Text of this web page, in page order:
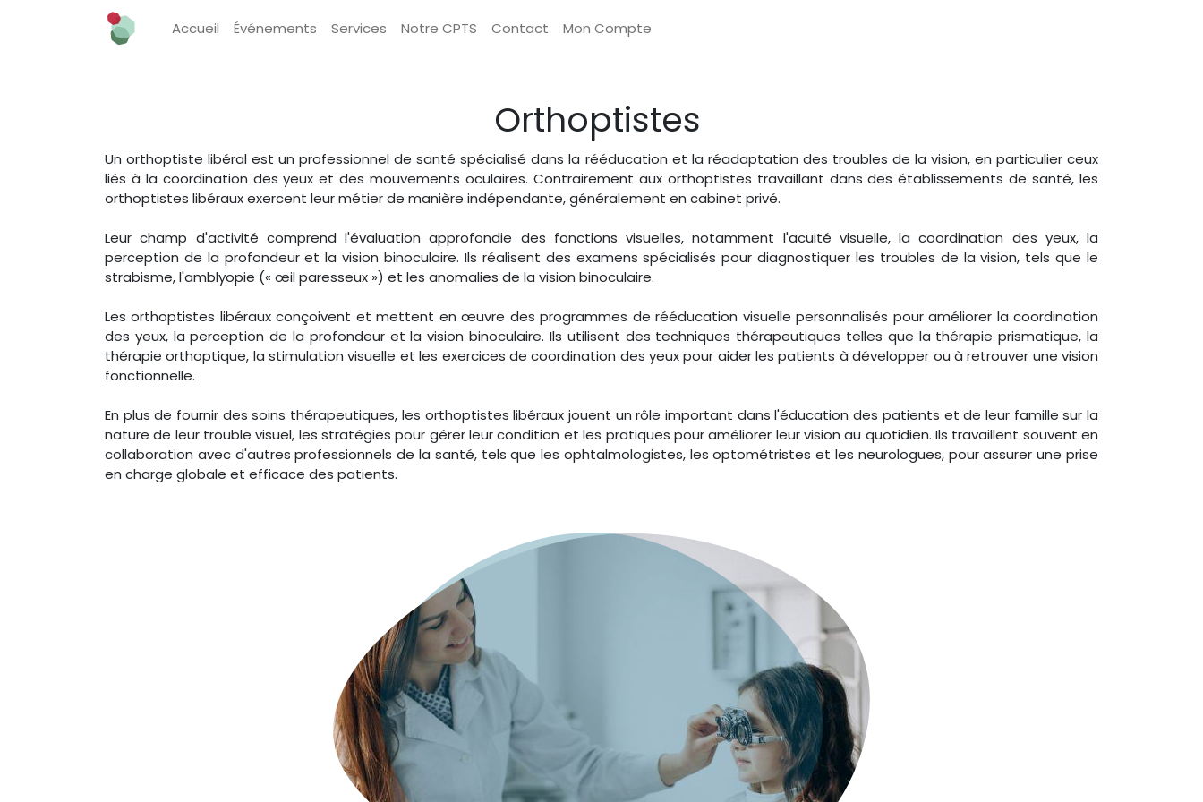
Accueil Événements Services Notre CPTS Contact Mon Compte
Orthoptistes
Un orthoptiste libéral est un professionnel de santé spécialisé dans la rééducation et la réadaptation des troubles de la vision, en particulier ceux
liés à la coordination des yeux et des mouvements oculaires. Contrairement aux orthoptistes travaillant dans des établissements de santé, les
orthoptistes libéraux exercent leur métier de manière indépendante, généralement en cabinet privé.
Leur champ d'activité comprend l'évaluation approfondie des fonctions visuelles, notamment l'acuité visuelle, la coordination des yeux, la
perception de la profondeur et la vision binoculaire. Ils réalisent des examens spécialisés pour diagnostiquer les troubles de la vision, tels que le
strabisme, l'amblyopie (« œil paresseux ») et les anomalies de la vision binoculaire.
Les orthoptistes libéraux conçoivent et mettent en œuvre des programmes de rééducation visuelle personnalisés pour améliorer la coordination
des yeux, la perception de la profondeur et la vision binoculaire. Ils utilisent des techniques thérapeutiques telles que la thérapie prismatique, la
thérapie orthoptique, la stimulation visuelle et les exercices de coordination des yeux pour aider les patients à développer ou à retrouver une vision
fonctionnelle.
En plus de fournir des soins thérapeutiques, les orthoptistes libéraux jouent un rôle important dans l'éducation des patients et de leur famille sur la
nature de leur trouble visuel, les stratégies pour gérer leur condition et les pratiques pour améliorer leur vision au quotidien. Ils travaillent souvent en
collaboration avec d'autres professionnels de la santé, tels que les ophtalmologistes, les optométristes et les neurologues, pour assurer une prise
en charge globale et efficace des patients.